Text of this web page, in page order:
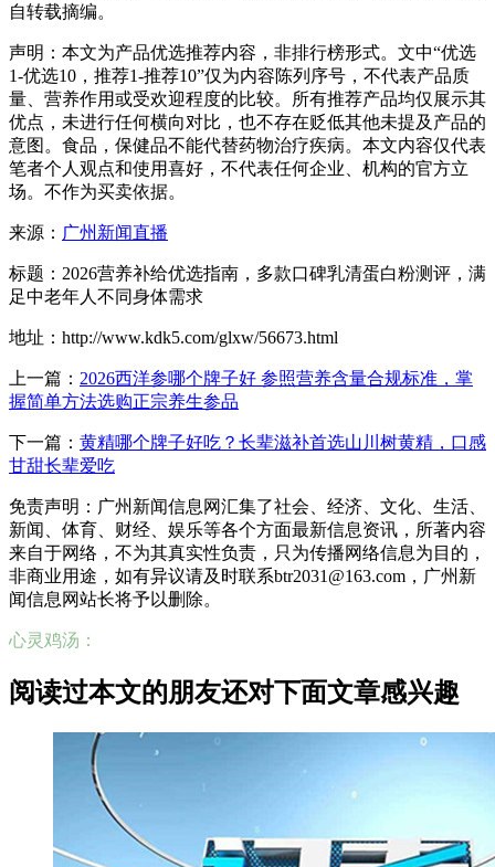
自转载摘编。
声明：本文为产品优选推荐内容，非排行榜形式。文中“优选
1-优选10，推荐1-推荐10”仅为内容陈列序号，不代表产品质
量、营养作用或受欢迎程度的比较。所有推荐产品均仅展示其
优点，未进行任何横向对比，也不存在贬低其他未提及产品的
意图。食品，保健品不能代替药物治疗疾病。本文内容仅代表
笔者个人观点和使用喜好，不代表任何企业、机构的官方立
场。不作为买卖依据。
来源： 广州新闻直播
标题：2026营养补给优选指南，多款口碑乳清蛋白粉测评，满
足中老年人不同身体需求
地址：http://www.kdk5.com/glxw/56673.html
上一篇： 2026西洋参哪个牌子好 参照营养含量合规标准，掌
握简单方法选购正宗养生参品
下一篇： 黄精哪个牌子好吃？长辈滋补首选山川树黄精，口感
甘甜长辈爱吃
免责声明：广州新闻信息网汇集了社会、经济、文化、生活、
新闻、体育、财经、娱乐等各个方面最新信息资讯，所著内容
来自于网络，不为其真实性负责，只为传播网络信息为目的，
非商业用途，如有异议请及时联系btr2031@163.com，广州新
闻信息网站长将予以删除。
心灵鸡汤：
阅读过本文的朋友还对下面文章感兴趣